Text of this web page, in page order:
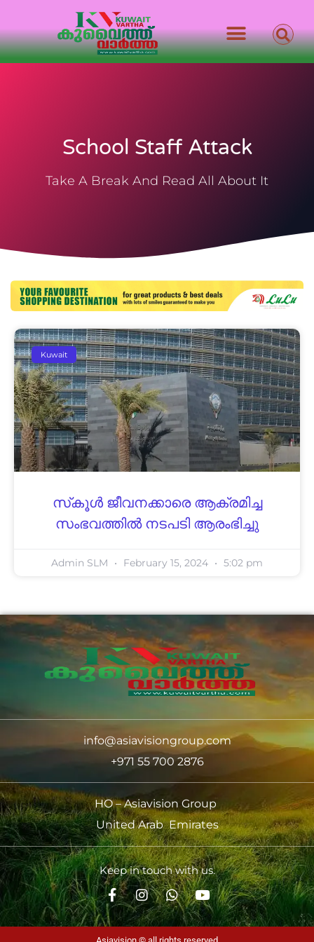
School Staff Attack
Take A Break And Read All About It
Kuwait
സ്‌​കൂ​ൾ ജീ​വ​ന​ക്കാ​രെ ആ​ക്ര​മി​ച്ച
സം​ഭ​വ​ത്തി​ൽ ന​ട​പ​ടി ആ​രം​ഭി​ച്ചു
Admin SLM February 15, 2024 5:02 pm
info@asiavisiongroup.com
+971 55 700 2876
HO – Asiavision Group
United Arab Emirates
Keep in touch with us.